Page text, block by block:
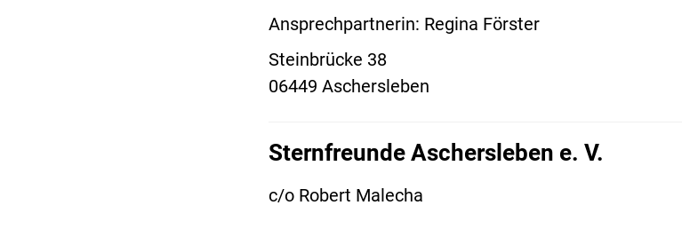
Ansprechpartnerin: Regina Förster
Steinbrücke 38
06449 Aschersleben
Sternfreunde Aschersleben e. V.
c/o Robert Malecha